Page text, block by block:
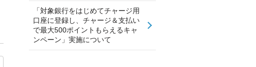
「対象銀行をはじめてチャージ用
口座に登録し、チャージ＆支払い
で最大500ポイントもらえるキャ
ンペーン」実施について